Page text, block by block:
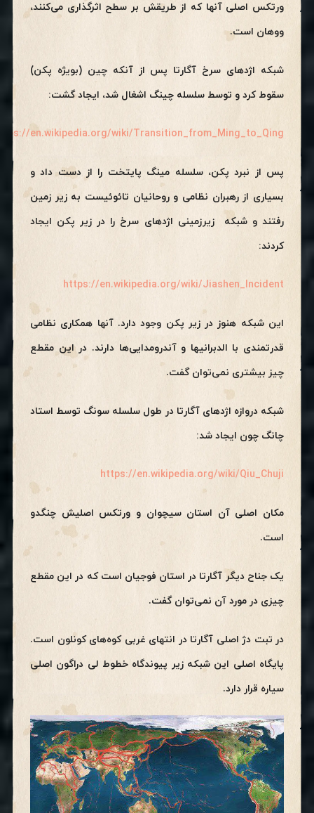
ورتکس اصلی آنها که از طریقش بر سطح اثرگذاری می‌کنند،
ووهان است.
شبکه اژدهای سرخ آگارتا پس از آنکه چین (بویژه پکن)
سقوط کرد و توسط سلسله چینگ اشغال شد، ایجاد گشت:
en.wikipedia.org/wiki/Transition_from_Ming_to_Qing
پس از نبرد پکن، سلسله مینگ پایتخت را از دست داد و
بسیاری از رهبران نظامی و روحانیان تائوئیست به زیر زمین
رفتند و شبکه زیرزمینی اژدهای سرخ را در زیر پکن ایجاد
کردند:
https://en.wikipedia.org/wiki/Jiashen_Incident
این شبکه هنوز در زیر پکن وجود دارد. آنها همکاری نظامی
قدرتمندی با الدبرانیها و آندرومدایی‌ها دارند. در این مقطع
چیز بیشتری نمی‌توان گفت.
شبکه دروازه اژدهای آگارتا در طول سلسله سونگ توسط استاد
چانگ چون ایجاد شد:
https://en.wikipedia.org/wiki/Qiu_Chuji
مکان اصلی آن استان سیچوان و ورتکس اصلیش چنگدو
است.
یک جناح دیگر آگارتا در استان فوجیان است که در این مقطع
چیزی در مورد آن نمی‌توان گفت.
در تبت دژ اصلی آگارتا در انتهای غربی کوه‌های کونلون است.
پایگاه اصلی این شبکه زیر پیوندگاه خطوط لی دراگون اصلی
سیاره قرار دارد.